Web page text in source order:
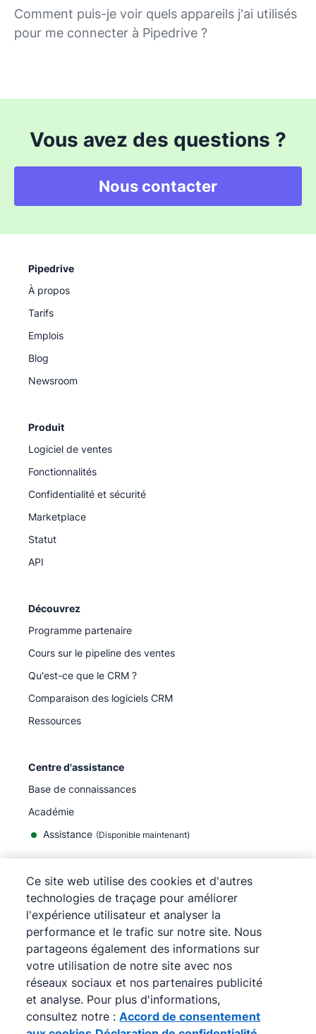
Comment puis-je voir quels appareils j'ai utilisés
pour me connecter à Pipedrive ?
Vous avez des questions ?
Nous contacter
Pipedrive
À propos
Tarifs
Emplois
Blog
Newsroom
Produit
Logiciel de ventes
Fonctionnalités
Confidentialité et sécurité
Marketplace
Statut
API
Découvrez
Programme partenaire
Cours sur le pipeline des ventes
Qu'est-ce que le CRM ?
Comparaison des logiciels CRM
Ressources
Centre d'assistance
Base de connaissances
Académie
Assistance (Disponible maintenant)
©2026Pipedrive
Pipedrive
Conditions d'utilisation
Pipedrive
Politique de confidentialité
Plan du site
Accord de consentement aux cookies
Préférences de cookies
Pipedrive est un CRM en ligne pour la vente.
Ce site web utilise des cookies et d'autres
technologies de traçage pour améliorer
l'expérience utilisateur et analyser la
performance et le trafic sur notre site. Nous
partageons également des informations sur
votre utilisation de notre site avec nos
réseaux sociaux et nos partenaires publicité
et analyse. Pour plus d'informations,
consultez notre : Accord de consentement